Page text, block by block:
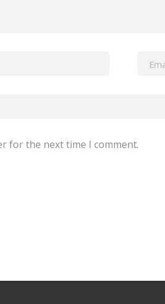
for the next time I comment.